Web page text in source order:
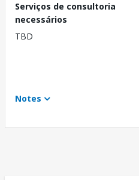
Serviços de consultoria
necessários
TBD
Notes